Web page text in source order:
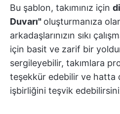
Bu şablon, takımınız için
Duvarı" oluşturmanıza
arkadaşlarınızın sıkı
için basit ve zarif bir
sergileyebilir, takımlara
teşekkür edebilir ve hatta
işbirliğini teşvik